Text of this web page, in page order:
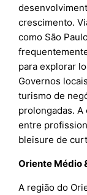
crescimento.
como São
para explorar
Governos
turismo de
prolongadas.
entre
bleisure de
Oriente Médio
A região do